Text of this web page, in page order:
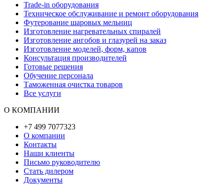
Trade-in оборудования
Техническое обслуживание и ремонт оборудования
Футерование шаровых мельниц
Изготовление нагревательных спиралей
Изготовление ангобов и глазурей на заказ
Изготовление моделей, форм, капов
Консультация производителей
Готовые решения
Обучение персонала
Таможенная очистка товаров
Все услуги
О КОМПАНИИ
+7 499 7077323
О компании
Контакты
Наши клиенты
Письмо руководителю
Стать дилером
Документы